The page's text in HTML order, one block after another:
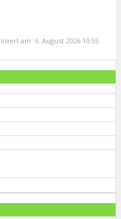
am: 6. August 2026 10:55